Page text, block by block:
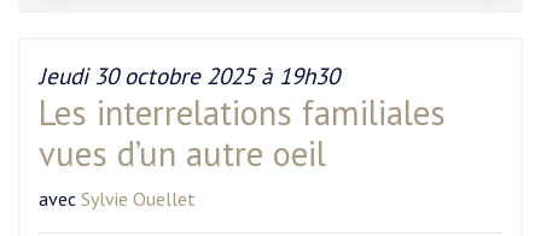
Jeudi 30 octobre 2025 à 19h30
Les interrelations familiales
vues d’un autre oeil
avec Sylvie Ouellet